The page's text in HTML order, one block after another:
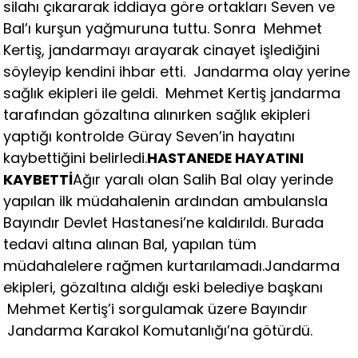
silahı çıkararak iddiaya göre ortakları Seven ve
Bal’ı kurşun yağmuruna tuttu. Sonra Mehmet
Kertiş, jandarmayı arayarak cinayet işlediğini
söyleyip kendini ihbar etti. Jandarma olay yerine
sağlık ekipleri ile geldi. Mehmet Kertiş jandarma
tarafından gözaltına alınırken sağlık ekipleri
yaptığı kontrolde Güray Seven’in hayatını
kaybettiğini belirledi.HASTANEDE HAYATINI
KAYBETTİAğır yaralı olan Salih Bal olay yerinde
yapılan ilk müdahalenin ardından ambulansla
Bayındır Devlet Hastanesi’ne kaldırıldı. Burada
tedavi altına alınan Bal, yapılan tüm
müdahalelere rağmen kurtarılamadı.Jandarma
ekipleri, gözaltına aldığı eski belediye başkanı
Mehmet Kertiş’i sorgulamak üzere Bayındır
Jandarma Karakol Komutanlığı’na götürdü.